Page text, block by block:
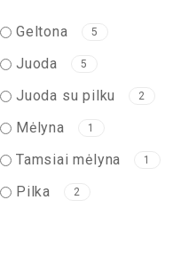
Geltona 5
Juoda 5
Juoda su pilku 2
Mėlyna 1
Tamsiai mėlyna 1
Pilka 2